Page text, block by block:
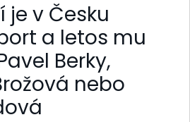
je v Česku
a letos mu
Berky,
nebo